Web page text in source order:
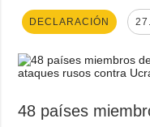
DECLARACIÓN
48 países